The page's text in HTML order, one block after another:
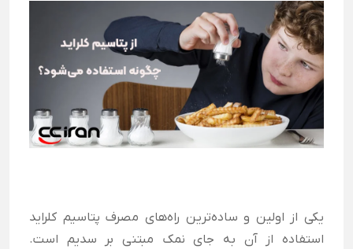
یکی از اولین و ساده‌ترین راه‌های مصرف پتاسیم کلراید
استفاده از آن به جای نمک مبتنی بر سدیم است.